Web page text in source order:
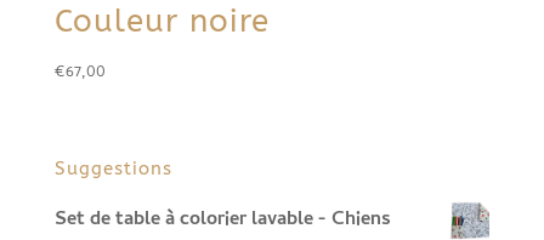
Couleur noire
€67,00
Suggestions
Set de table à colorier lavable - Chiens